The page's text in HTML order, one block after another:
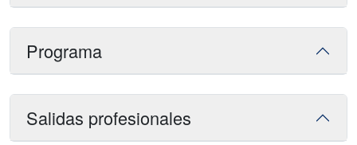
Programa
Salidas profesionales